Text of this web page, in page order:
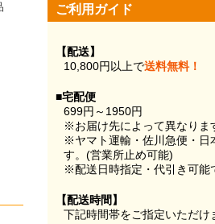
ご利用ガイド
【配送】
10,800円以上で送料無料！
■宅配便
699円～1950円
※お届け先によって異なりま
※ヤマト運輸・佐川急便・日
す。(営業所止め可能)
※配送日時指定・代引き可能
【配送時間】
下記時間帯をご指定いただけ